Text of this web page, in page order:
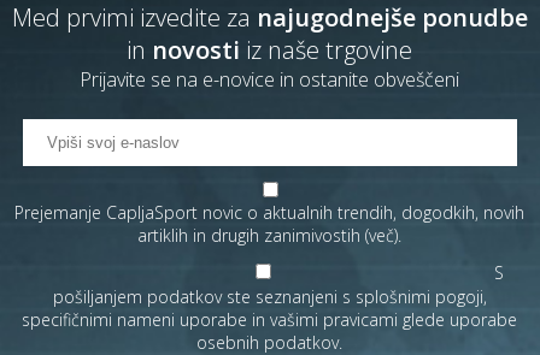
Med prvimi izvedite za najugodnejše ponudbe
in novosti iz naše trgovine
Prijavite se na e-novice in ostanite obveščeni
Prejemanje CapljaSport novic o aktualnih trendih, dogodkih, novih
artiklih in drugih zanimivostih (več).
S
pošiljanjem podatkov ste seznanjeni s splošnimi pogoji,
specifičnimi nameni uporabe invašimi pravicami glede uporabe
osebnih podatkov.